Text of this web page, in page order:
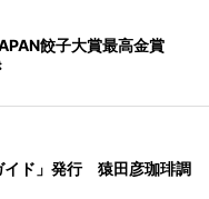
餃子大賞最高金賞
イド」発行 猿田彦珈琲調